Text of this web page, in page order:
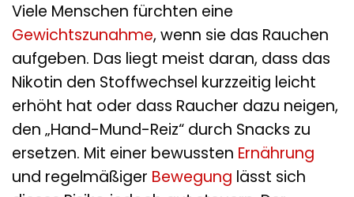
Viele Menschen fürchten eine
Gewichtszunahme, wenn sie das Rauchen
aufgeben. Das liegt meist daran, dass das
Nikotin den Stoffwechsel kurzzeitig leicht
erhöht hat oder dass Raucher dazu neigen,
den „Hand-Mund-Reiz“ durch Snacks zu
ersetzen. Mit einer bewussten Ernährung
und regelmäßiger Bewegung lässt sich